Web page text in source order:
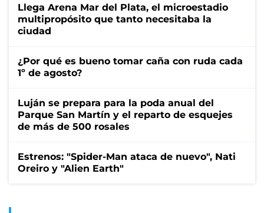
Llega Arena Mar del Plata, el microestadio
multipropósito que tanto necesitaba la
ciudad
¿Por qué es bueno tomar caña con ruda cada
1º de agosto?
Luján se prepara para la poda anual del
Parque San Martín y el reparto de esquejes
de más de 500 rosales
Estrenos: "Spider-Man ataca de nuevo", Nati
Oreiro y "Alien Earth"